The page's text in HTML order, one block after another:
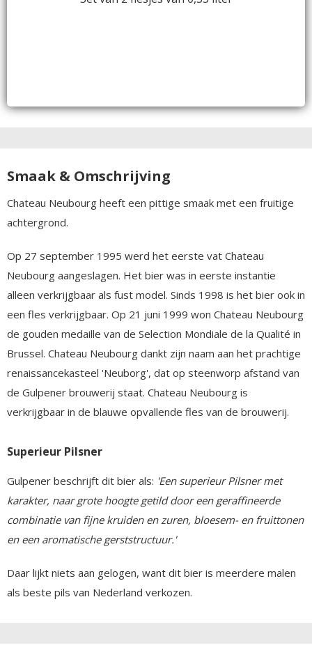
Smaak & Omschrijving
Chateau Neubourg heeft een pittige smaak met een fruitige
achtergrond.
Op 27 september 1995 werd het eerste vat Chateau
Neubourg aangeslagen. Het bier was in eerste instantie
alleen verkrijgbaar als fust model. Sinds 1998 is het bier ook in
een fles verkrijgbaar. Op 21 juni 1999 won Chateau Neubourg
de gouden medaille van de Selection Mondiale de la Qualité in
Brussel. Chateau Neubourg dankt zijn naam aan het prachtige
renaissancekasteel 'Neuborg', dat op steenworp afstand van
de Gulpener brouwerij staat. Chateau Neubourg is
verkrijgbaar in de blauwe opvallende fles van de brouwerij.
Superieur Pilsner
Gulpener beschrijft dit bier als: 'Een superieur Pilsner met
karakter, naar grote hoogte getild door een geraffineerde
combinatie van fijne kruiden en zuren, bloesem- en fruittonen
en een aromatische gerststructuur.'
Daar lijkt niets aan gelogen, want dit bier is meerdere malen
als beste pils van Nederland verkozen.